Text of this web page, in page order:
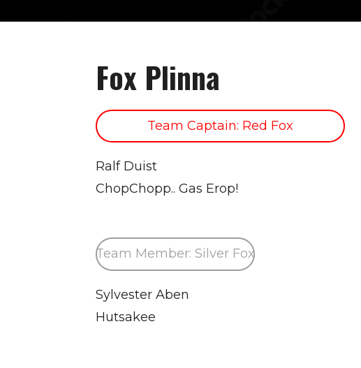
Fox Plinna
Team Captain: Red Fox
Ralf Duist
ChopChopp.. Gas Erop!
Team Member: Silver Fox
Sylvester Aben
Hutsakee